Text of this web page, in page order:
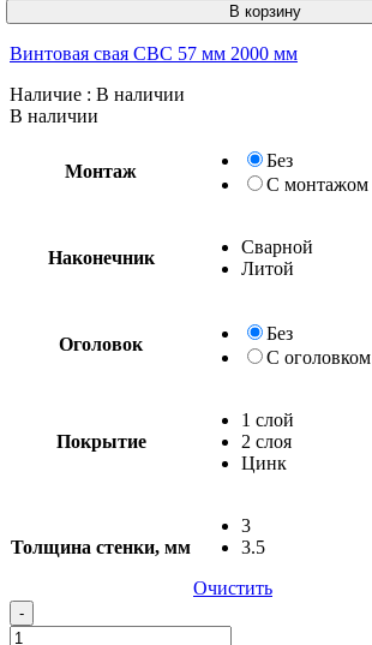
В корзину
Винтовая свая СВС 57 мм 2000 мм
Наличие : В наличии
В наличии
Монтаж
Без
С монтажом
Наконечник
Сварной
Литой
Оголовок
Без
С оголовком
Покрытие
1 слой
2 слоя
Цинк
Толщина стенки, мм
3
3.5
Очистить
Quantity
-